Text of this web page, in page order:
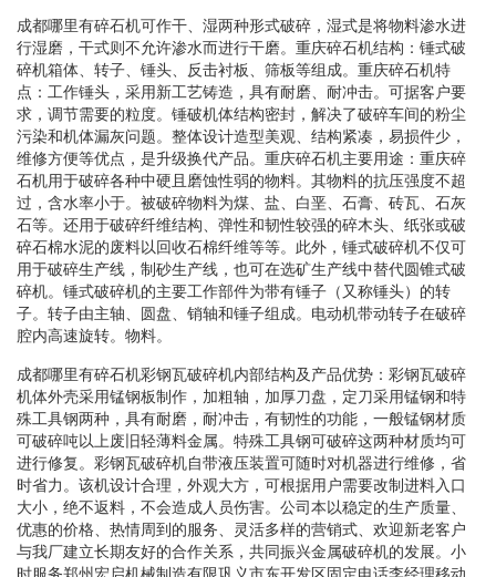
成都哪里有碎石机可作干、湿两种形式破碎，湿式是将物料渗水进
行湿磨，干式则不允许渗水而进行干磨。重庆碎石机结构：锤式破
碎机箱体、转子、锤头、反击衬板、筛板等组成。重庆碎石机特
点：工作锤头，采用新工艺铸造，具有耐磨、耐冲击。可据客户要
求，调节需要的粒度。锤破机体结构密封，解决了破碎车间的粉尘
污染和机体漏灰问题。整体设计造型美观、结构紧凑，易损件少，
维修方便等优点，是升级换代产品。重庆碎石机主要用途：重庆碎
石机用于破碎各种中硬且磨蚀性弱的物料。其物料的抗压强度不超
过，含水率小于。被破碎物料为煤、盐、白垩、石膏、砖瓦、石灰
石等。还用于破碎纤维结构、弹性和韧性较强的碎木头、纸张或破
碎石棉水泥的废料以回收石棉纤维等等。此外，锤式破碎机不仅可
用于破碎生产线，制砂生产线，也可在选矿生产线中替代圆锥式破
碎机。锤式破碎机的主要工作部件为带有锤子（又称锤头）的转
子。转子由主轴、圆盘、销轴和锤子组成。电动机带动转子在破碎
腔内高速旋转。物料。
成都哪里有碎石机彩钢瓦破碎机内部结构及产品优势：彩钢瓦破碎
机体外壳采用锰钢板制作，加粗轴，加厚刀盘，定刀采用锰钢和特
殊工具钢两种，具有耐磨，耐冲击，有韧性的功能，一般锰钢材质
可破碎吨以上废旧轻薄料金属。特殊工具钢可破碎这两种材质均可
进行修复。彩钢瓦破碎机自带液压装置可随时对机器进行维修，省
时省力。该机设计合理，外观大方，可根据用户需要改制进料入口
大小，绝不返料，不会造成人员伤害。公司本以稳定的生产质量、
优惠的价格、热情周到的服务、灵活多样的营销式、欢迎新老客户
与我厂建立长期友好的合作关系，共同振兴金属破碎机的发展。小